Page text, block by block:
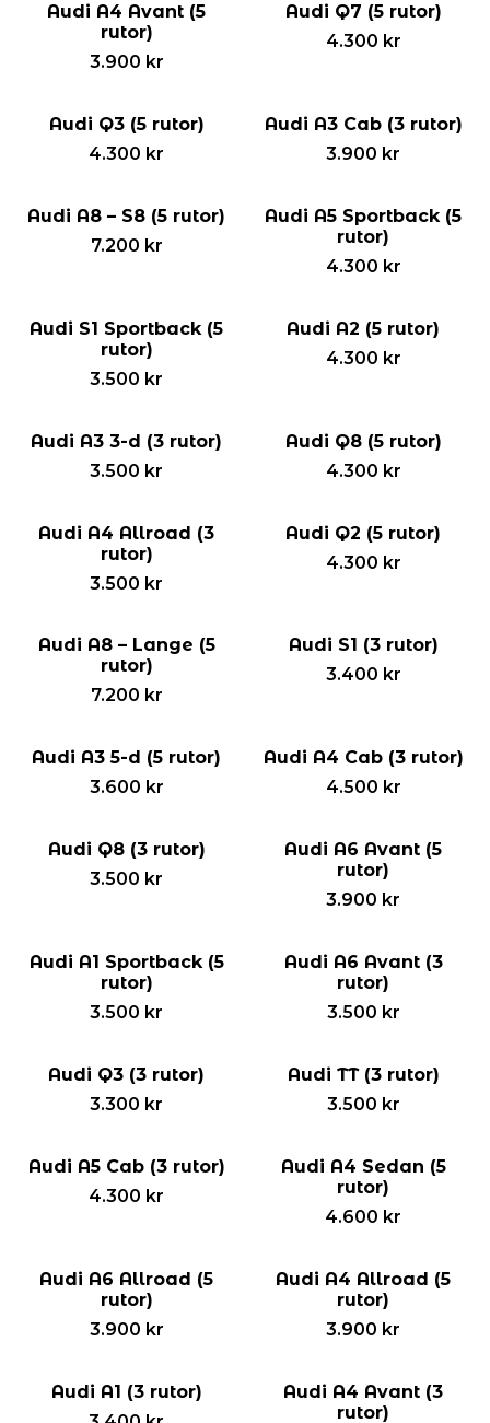
Audi A4 Avant (5
rutor)
3.900 kr
Audi Q7 (5 rutor)
4.300 kr
Audi Q3 (5 rutor)
4.300 kr
Audi A3 Cab (3 rutor)
3.900 kr
Audi A8 – S8 (5 rutor)
7.200 kr
Audi A5 Sportback (5
rutor)
4.300 kr
Audi S1 Sportback (5
rutor)
3.500 kr
Audi A2 (5 rutor)
4.300 kr
Audi A3 3-d (3 rutor)
3.500 kr
Audi Q8 (5 rutor)
4.300 kr
Audi A4 Allroad (3
rutor)
3.500 kr
Audi Q2 (5 rutor)
4.300 kr
Audi A8 – Lange (5
rutor)
7.200 kr
Audi S1 (3 rutor)
3.400 kr
Audi A3 5-d (5 rutor)
3.600 kr
Audi A4 Cab (3 rutor)
4.500 kr
Audi Q8 (3 rutor)
3.500 kr
Audi A6 Avant (5
rutor)
3.900 kr
Audi A1 Sportback (5
rutor)
3.500 kr
Audi A6 Avant (3
rutor)
3.500 kr
Audi Q3 (3 rutor)
3.300 kr
Audi TT (3 rutor)
3.500 kr
Audi A5 Cab (3 rutor)
4.300 kr
Audi A4 Sedan (5
rutor)
4.600 kr
Audi A6 Allroad (5
rutor)
3.900 kr
Audi A4 Allroad (5
rutor)
3.900 kr
Audi A1 (3 rutor)
Audi A4 Avant (3
rutor)